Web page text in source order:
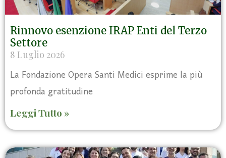
Rinnovo esenzione IRAP Enti del Terzo
Settore
8 Luglio 2026
La Fondazione Opera Santi Medici esprime la più
profonda gratitudine
Leggi Tutto »